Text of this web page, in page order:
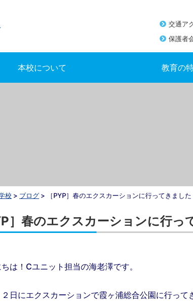
交通ア
保護者
本校について 教育の
校 > ブログ > ［PYP］春のエクスカーションに行ってきました
］春のエクスカーションに行っ
は！Cユニット担当の海老澤です。
２日にエクスカーションで霞ヶ浦総合公園に行って